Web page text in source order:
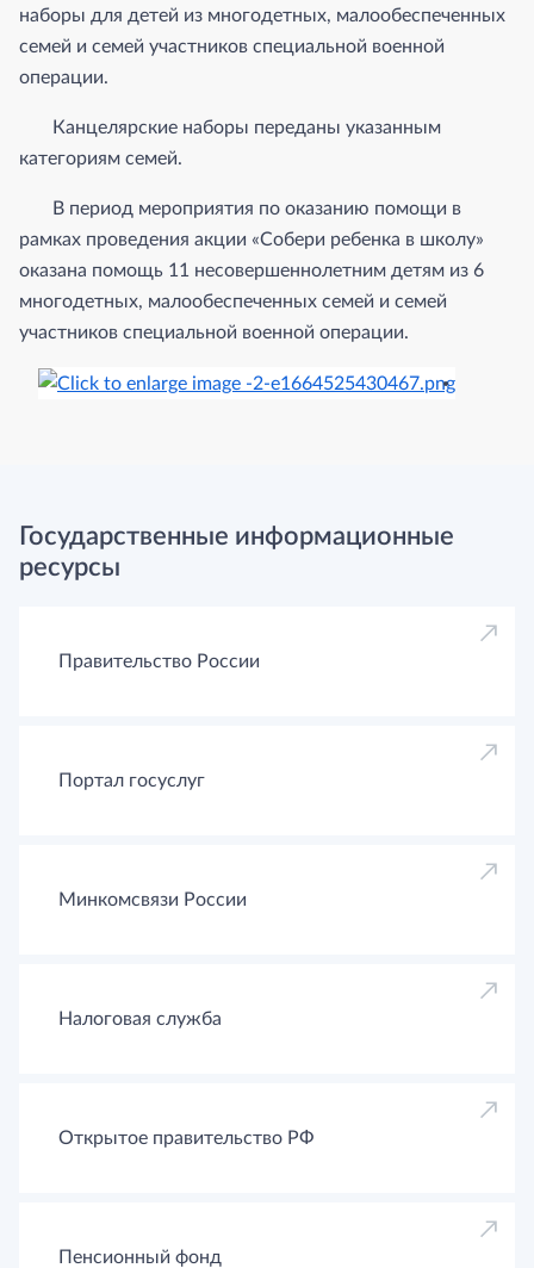
наборы для детей из многодетных, малообеспеченных
семей и семей участников специальной военной
операции.
Канцелярские наборы переданы указанным
категориям семей.
В период мероприятия по оказанию помощи в
рамках проведения акции «Собери ребенка в школу»
оказана помощь 11 несовершеннолетним детям из 6
многодетных, малообеспеченных семей и семей
участников специальной военной операции.
Государственные информационные
ресурсы
Правительство России
Портал госуслуг
Минкомсвязи России
Налоговая служба
Открытое правительство РФ
Пенсионный фонд